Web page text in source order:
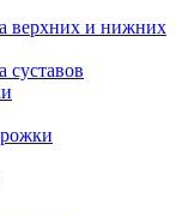
верхних и нижних
суставов